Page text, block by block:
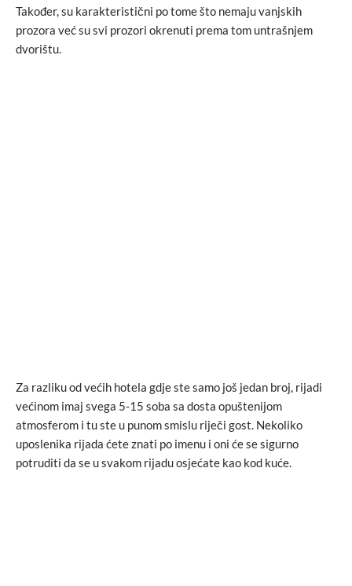
Također, su karakteristični po tome što nemaju vanjskih
prozora već su svi prozori okrenuti prema tom untrašnjem
dvorištu.
Za razliku od većih hotela gdje ste samo još jedan broj, rijadi
većinom imaj svega 5-15 soba sa dosta opuštenijom
atmosferom i tu ste u punom smislu riječi gost. Nekoliko
uposlenika rijada ćete znati po imenu i oni će se sigurno
potruditi da se u svakom rijadu osjećate kao kod kuće.